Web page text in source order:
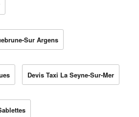
Sur Argens
Devis Taxi La Seyne-Sur-Mer